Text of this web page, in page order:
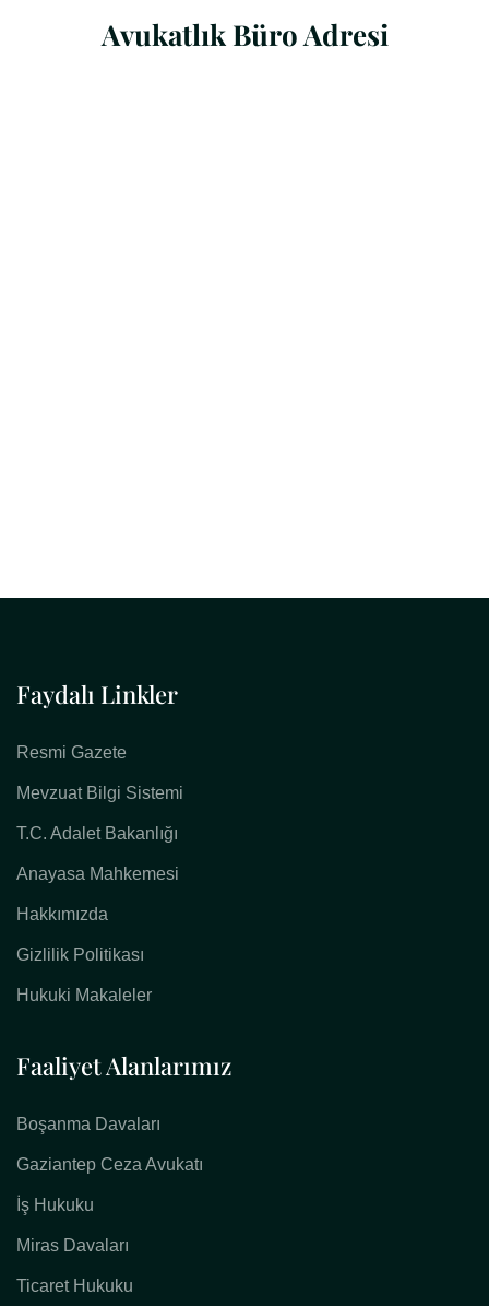
Avukatlık Büro Adresi
Faydalı Linkler
Resmi Gazete
Mevzuat Bilgi Sistemi
T.C. Adalet Bakanlığı
Anayasa Mahkemesi
Hakkımızda
Gizlilik Politikası
Hukuki Makaleler
Faaliyet Alanlarımız
Boşanma Davaları
Gaziantep Ceza Avukatı
İş Hukuku
Miras Davaları
Ticaret Hukuku